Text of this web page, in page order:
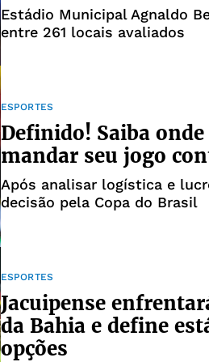
Estádio Municipal Agnaldo
entre 261 locais avaliados
ESPORTES
Definido! Saiba onde
mandar seu jogo
Após analisar logística e
decisão pela Copa do Brasil
ESPORTES
Jacuipense
da Bahia e define
opções